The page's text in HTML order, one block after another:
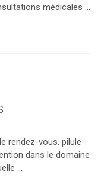
médicales ...
rendez-vous, pilule
dans le domaine
...